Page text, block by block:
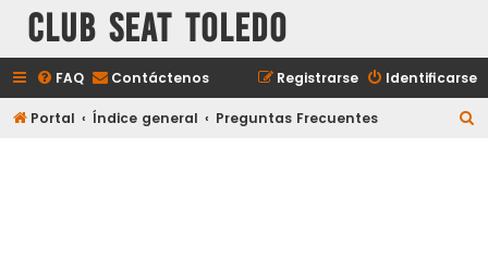
Club Seat Toledo
FAQ Contáctenos Identificarse
Registrarse
Portal Índice general Preguntas Frecuentes